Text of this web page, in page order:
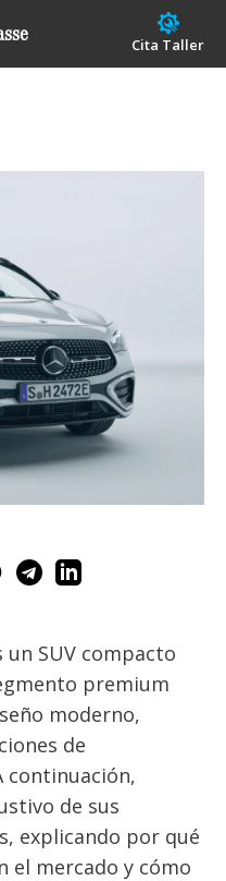
Cita Taller
un SUV compacto
premium
moderno,
de
continuación,
de sus
explicando por qué
el mercado y cómo